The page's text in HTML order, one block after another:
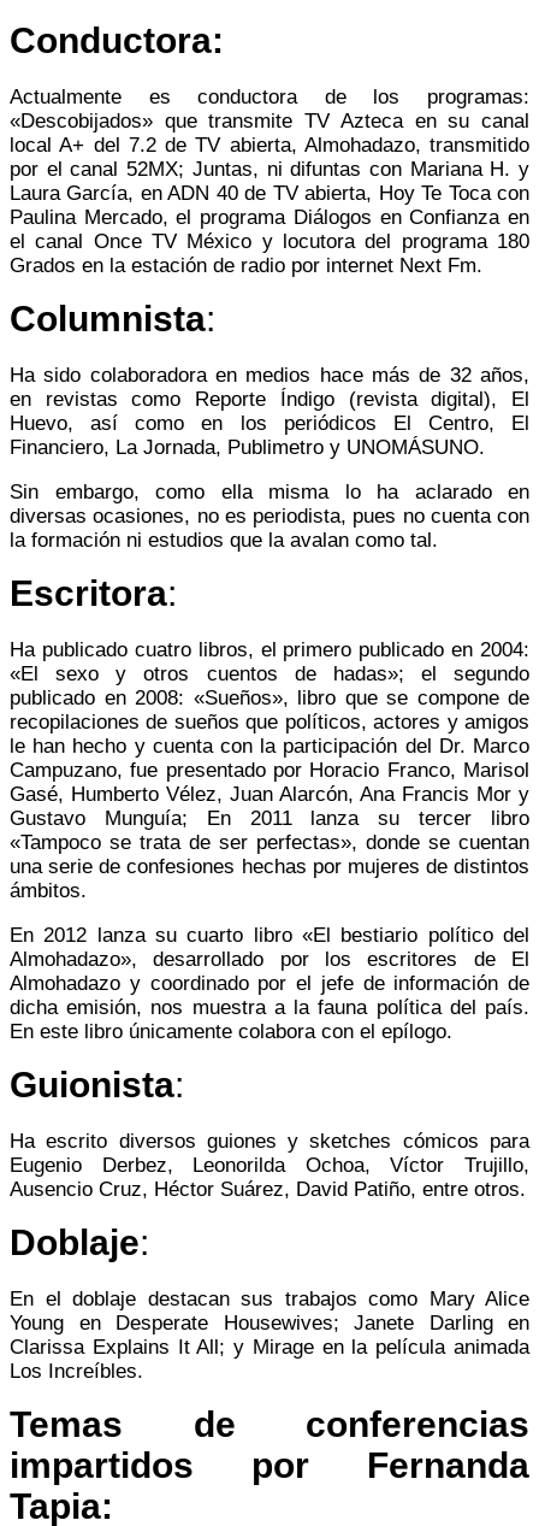
Conductora:
Actualmente es conductora de los programas:
«Descobijados» que transmite TV Azteca en su canal
local A+ del 7.2 de TV abierta, Almohadazo, transmitido
por el canal 52MX; Juntas, ni difuntas con Mariana H. y
Laura García, en ADN 40 de TV abierta, Hoy Te Toca con
Paulina Mercado, el programa Diálogos en Confianza en
el canal Once TV México y locutora del programa 180
Grados en la estación de radio por internet Next Fm.
Columnista:
Ha sido colaboradora en medios hace más de 32 años,
en revistas como Reporte Índigo (revista digital), El
Huevo, así como en los periódicos El Centro, El
Financiero, La Jornada, Publimetro y UNOMÁSUNO.
Sin embargo, como ella misma lo ha aclarado en
diversas ocasiones, no es periodista, pues no cuenta con
la formación ni estudios que la avalan como tal.
Escritora:
Ha publicado cuatro libros, el primero publicado en 2004:
«El sexo y otros cuentos de hadas»; el segundo
publicado en 2008: «Sueños», libro que se compone de
recopilaciones de sueños que políticos, actores y amigos
le han hecho y cuenta con la participación del Dr. Marco
Campuzano, fue presentado por Horacio Franco, Marisol
Gasé, Humberto Vélez, Juan Alarcón, Ana Francis Mor y
Gustavo Munguía; En 2011 lanza su tercer libro
«Tampoco se trata de ser perfectas», donde se cuentan
una serie de confesiones hechas por mujeres de distintos
ámbitos.​
En 2012 lanza su cuarto libro «El bestiario político del
Almohadazo», desarrollado por los escritores de El
Almohadazo y coordinado por el jefe de información de
dicha emisión, nos muestra a la fauna política del país.
En este libro únicamente colabora con el epílogo.
Guionista:
Ha escrito diversos guiones y sketches cómicos para
Eugenio Derbez, Leonorilda Ochoa, Víctor Trujillo,
Ausencio Cruz, Héctor Suárez, David Patiño, entre otros.
Doblaje:
En el doblaje destacan sus trabajos como Mary Alice
Young en Desperate Housewives; Janete Darling en
Clarissa Explains It All; y Mirage en la película animada
Los Increíbles.
Temas de conferencias
impartidos por Fernanda
Tapia: